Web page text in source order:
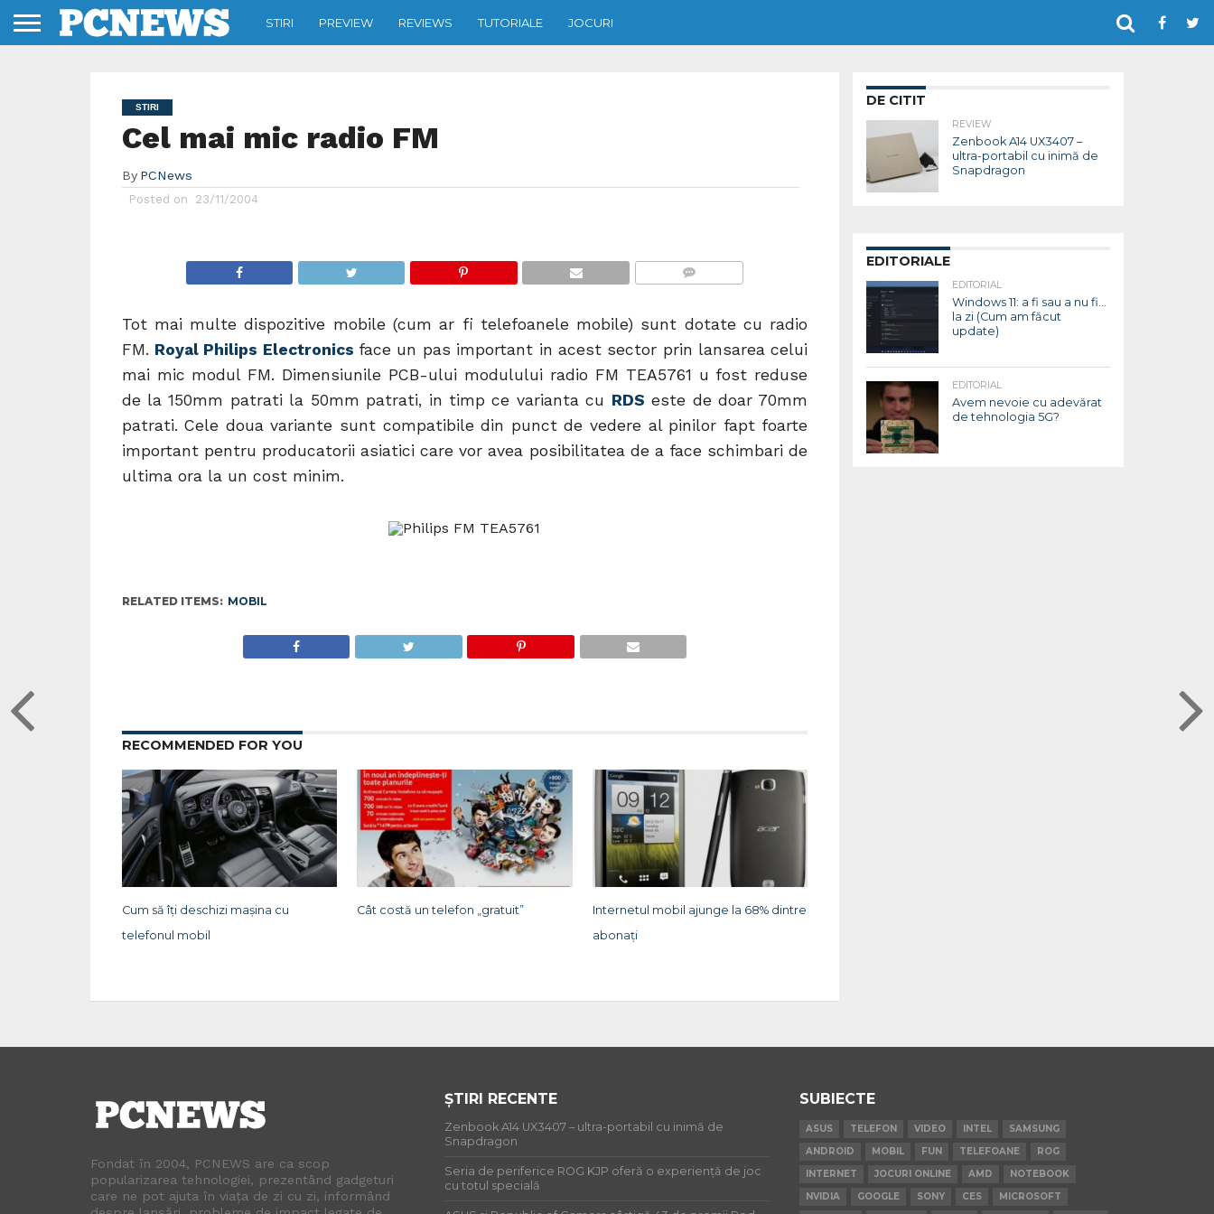
STIRI PREVIEW REVIEWS TUTORIALE JOCURI
STIRI
Cel mai mic radio FM
By PCNews
Posted on 23/11/2004
Tot mai multe dispozitive mobile (cum ar fi telefoanele mobile) sunt dotate cu radio
FM. Royal Philips Electronics face un pas important in acest sector prin lansarea celui
mai mic modul FM. Dimensiunile PCB-ului modulului radio FM TEA5761 u fost reduse
de la 150mm patrati la 50mm patrati, in timp ce varianta cu RDS este de doar 70mm
patrati. Cele doua variante sunt compatibile din punct de vedere al pinilor fapt foarte
important pentru producatorii asiatici care vor avea posibilitatea de a face schimbari de
ultima ora la un cost minim.
RELATED ITEMS: MOBIL
RECOMMENDED FOR YOU
Cum să îți deschizi mașina cu
telefonul mobil
Cât costă un telefon „gratuit”
Internetul mobil ajunge la 68% dintre
abonați
DE CITIT
REVIEW
Zenbook A14 UX3407 –
ultra-portabil cu inimă de
Snapdragon
EDITORIALE
EDITORIAL
Windows 11: a fi sau a nu fi…
la zi (Cum am făcut
update)
EDITORIAL
Avem nevoie cu adevărat
de tehnologia 5G?
Fondat în 2004, PCNEWS are ca scop
popularizarea tehnologiei, prezentând gadgeturi
care ne pot ajuta în viața de zi cu zi, informând
ȘTIRI RECENTE
Zenbook A14 UX3407 – ultra-portabil cu inimă de
Snapdragon
Seria de periferice ROG KJP oferă o experiență de joc
cu totul specială
SUBIECTE
ASUS TELEFON VIDEO INTEL
SAMSUNG
ANDROID
MOBIL FUN TELEFOANE
ROG
INTERNET
JOCURI ONLINE AMD
NOTEBOOK
NVIDIA
GOOGLE SONY CES
MICROSOFT